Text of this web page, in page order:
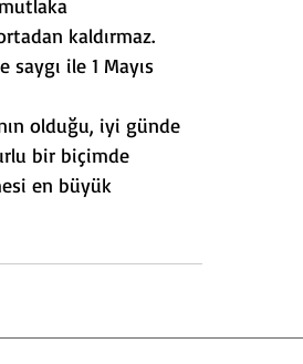
kaldırmaz.
ile 1 Mayıs
olduğu, iyi günde
bir biçimde
en büyük